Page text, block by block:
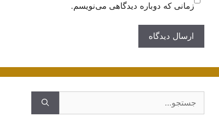
زمانی که دوباره دیدگاهی می‌نویسم.